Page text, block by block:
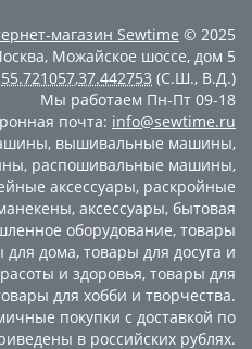
магазин Sewtime © 2025
, Можайское шоссе, дом 5
55.721057,37.442753 (С.Ш., В.Д.)
Мы работаем Пн-Пт 09-18
почта: info@sewtime.ru
, вышивальные машины,
, распошивальные машины,
аксессуары, раскройные
, аксессуары, бытовая
оборудование, товары
для дома, товары для досуга и
и здоровья, товары для
для хобби и творчества.
покупки с доставкой по
в российских рублях.